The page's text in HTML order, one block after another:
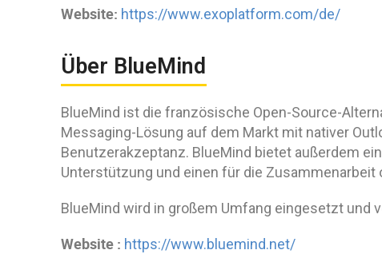
Website: https://www.exoplatform.com/de/
Über BlueMind
BlueMind ist die französische Open-Source-
Messaging-Lösung auf dem Markt mit nativer
Benutzerakzeptanz. BlueMind bietet außerdem
Unterstützung und einen für die
BlueMind wird in großem Umfang eingesetzt und
Website : https://www.bluemind.net/